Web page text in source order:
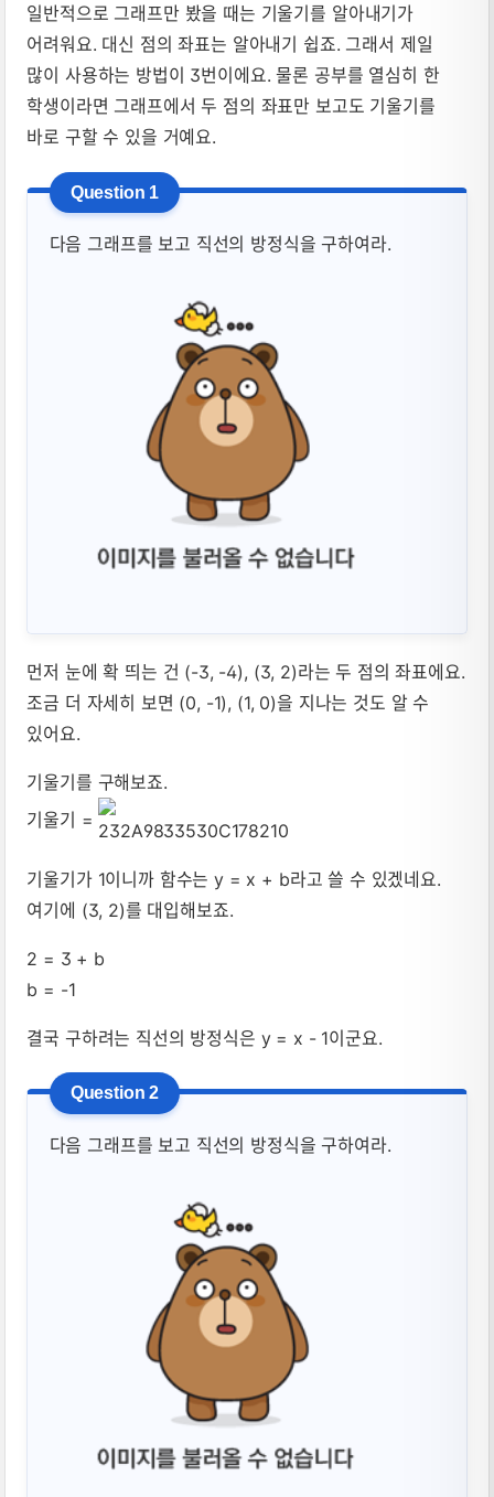
일반적으로 그래프만 봤을 때는 기울기를 알아내기가
어려워요. 대신 점의 좌표는 알아내기 쉽죠. 그래서 제일
많이 사용하는 방법이 3번이에요. 물론 공부를 열심히 한
학생이라면 그래프에서 두 점의 좌표만 보고도 기울기를
바로 구할 수 있을 거예요.
다음 그래프를 보고 직선의 방정식을 구하여라.
먼저 눈에 확 띄는 건 (-3, -4), (3, 2)라는 두 점의 좌표에요.
조금 더 자세히 보면 (0, -1), (1, 0)을 지나는 것도 알 수
있어요.
기울기를 구해보죠.
기울기 =
기울기가 1이니까 함수는 y = x + b라고 쓸 수 있겠네요.
여기에 (3, 2)를 대입해보죠.
2 = 3 + b
b = -1
결국 구하려는 직선의 방정식은 y = x - 1이군요.
다음 그래프를 보고 직선의 방정식을 구하여라.